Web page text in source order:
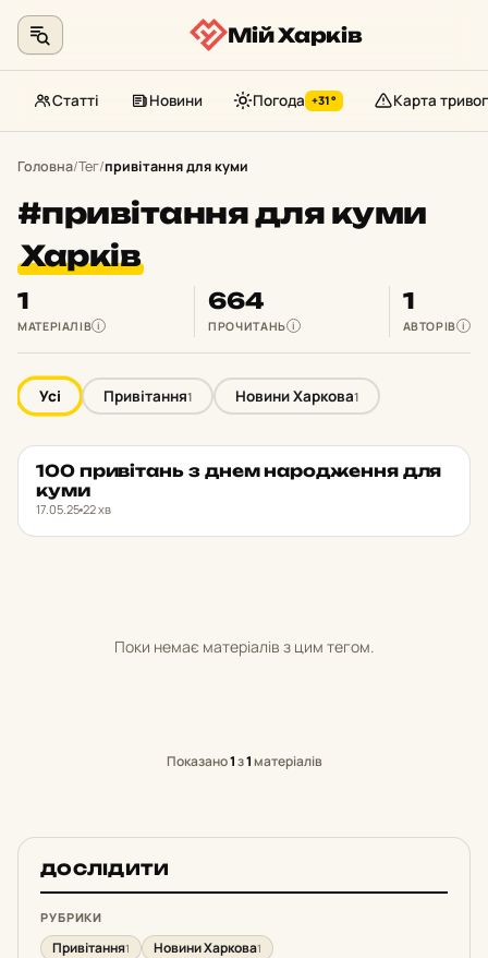
Мій Харків
Статті Новини Погода +31° Карта тривог
Головна/Тег/привітання для куми
#привітання для куми
Харків
1
МАТЕРІАЛІВ i
664
ПРОЧИТАНЬ i
1
АВТОРІВ i
Усі Привітання1 Новини Харкова1
НОВИНИ ХАРКОВА ★ ОБРАНЕ
100 при­ві­тань з днем на­ро­джен­ня для
куми
17.05.25 22 хв
Поки немає матеріалів з цим тегом.
Показано1з1матеріалів
ДОСЛІДИТИ
РУБРИКИ
Привітання1 Новини Харкова1